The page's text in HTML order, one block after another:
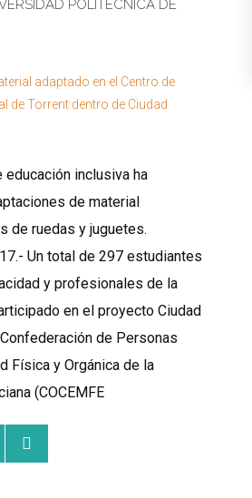
POLITÉCNICA DE
educación inclusiva ha
de material
de ruedas y juguetes.
Un total de 297 estudiantes
y profesionales de la
en el proyecto Ciudad
de Personas
Física y Orgánica de la
(COCEMFE